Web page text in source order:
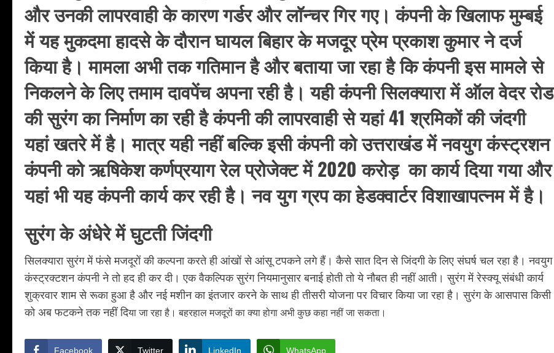
और उनकी लापरवाही के कारण गर्डर और लॉन्चर गिर गए। कंपनी के खिलाफ मुम्बई
में यह मुकदमा हादसे के दौरान घायल बिहार के मजदूर प्रेम प्रकाश कुमार ने दर्ज
किया है। मामला अभी तक गतिमान है और बताया जा रहा है कि कंपनी इस मामले से
निकलने के लिए तमाम दावपेंच अपना रही है। यही कंपनी सिलक्यारा में ऑल वेदर रोड
की सुरंग का निर्माण का रही है कंपनी की लापरवाही से यहां 41 श्रमिकों की जंदगी
यहां खतरे में है। मात्र यही नहीं बल्कि इसी कंपनी को उत्तराखंड में नवयुग कंस्ट्रशन
कंपनी को ऋषिकेश कर्णप्रयाग रेल प्रोजेक्ट में 2020 करोड़ का कार्य दिया गया और
यहां भी यह कंपनी कार्य कर रही है। नव युग ग्रप का हेडक्वार्टर विशाखापत्नम में है।
सुरंग के अंधेरे में घुटती जिंदगी
सिलक्यारा सुरंग में फंसे मजदूरों की कल्पना करते ही आंखों से आंसू टपकने लगे हैं। कैसे सात दिन से जिंदगी के लिए संघर्ष चल रहा है। नवयुग
कंस्ट्रक्टशन कंपनी ने तो हद ही कर दी। एक वैकल्पिक सुरंग नियमानुसार बनाई होती तो ये नौबत ही नहीं आती। सुरंग में रेस्क्यू संबंधी कार्य
शुक्रवार शाम से रूका हुआ है और नई मशीन का इंतजार करने के साथ ही तीसरी योजना पर विचार किया जा रहा है। सुरंग के आसपास किसी
को अब फटकने तक नहीं दिया जा रहा है। बहरहाल मजदूरों का क्या होगा अभी कुछ कहा नहीं जा सकता।
Facebook Twitter LinkedIn WhatsApp